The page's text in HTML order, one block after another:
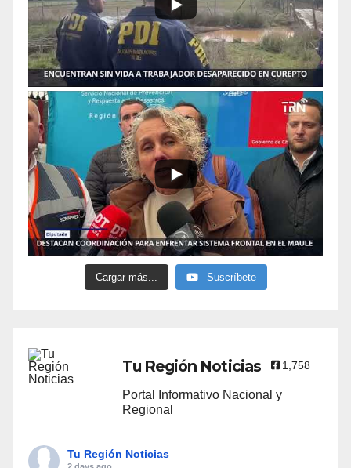
Cargar más... Suscríbete
Tu Región Noticias 1,758
Portal Informativo Nacional y
Regional
Tu Región Noticias